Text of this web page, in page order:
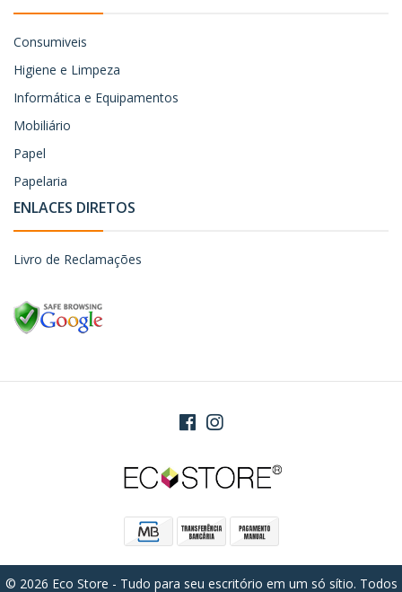
Consumiveis
Higiene e Limpeza
Informática e Equipamentos
Mobiliário
Papel
Papelaria
ENLACES DIRETOS
Livro de Reclamações
© 2026 Eco Store - Tudo para seu escritório em um só sítio. Todos